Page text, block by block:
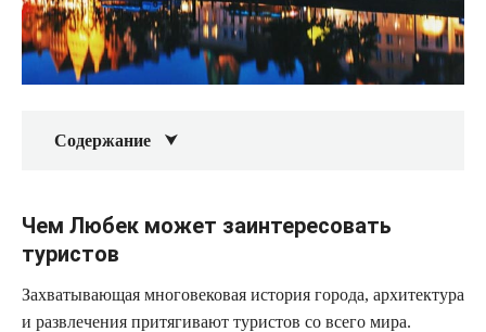
Содержание
Чем Любек может заинтересовать
туристов
Захватывающая многовековая история города, архитектура
и развлечения притягивают туристов со всего мира.